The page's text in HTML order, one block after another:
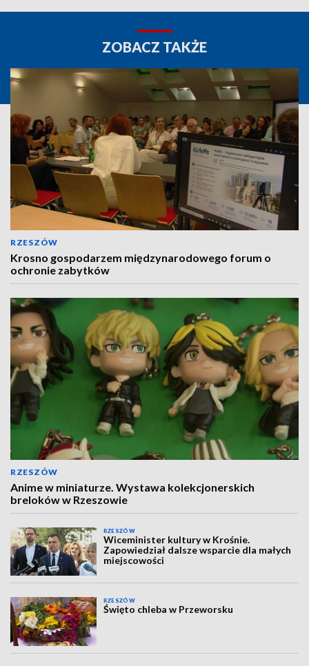
ZOBACZ TAKŻE
RZESZÓW
Krosno gospodarzem międzynarodowego forum o
ochronie zabytków
RZESZÓW
Anime w miniaturze. Wystawa kolekcjonerskich
breloków w Rzeszowie
RZESZÓW
Wiceminister kultury w Krośnie.
Zapowiedział dalsze wsparcie dla małych
miejscowości
RZESZÓW
Święto chleba w Przeworsku